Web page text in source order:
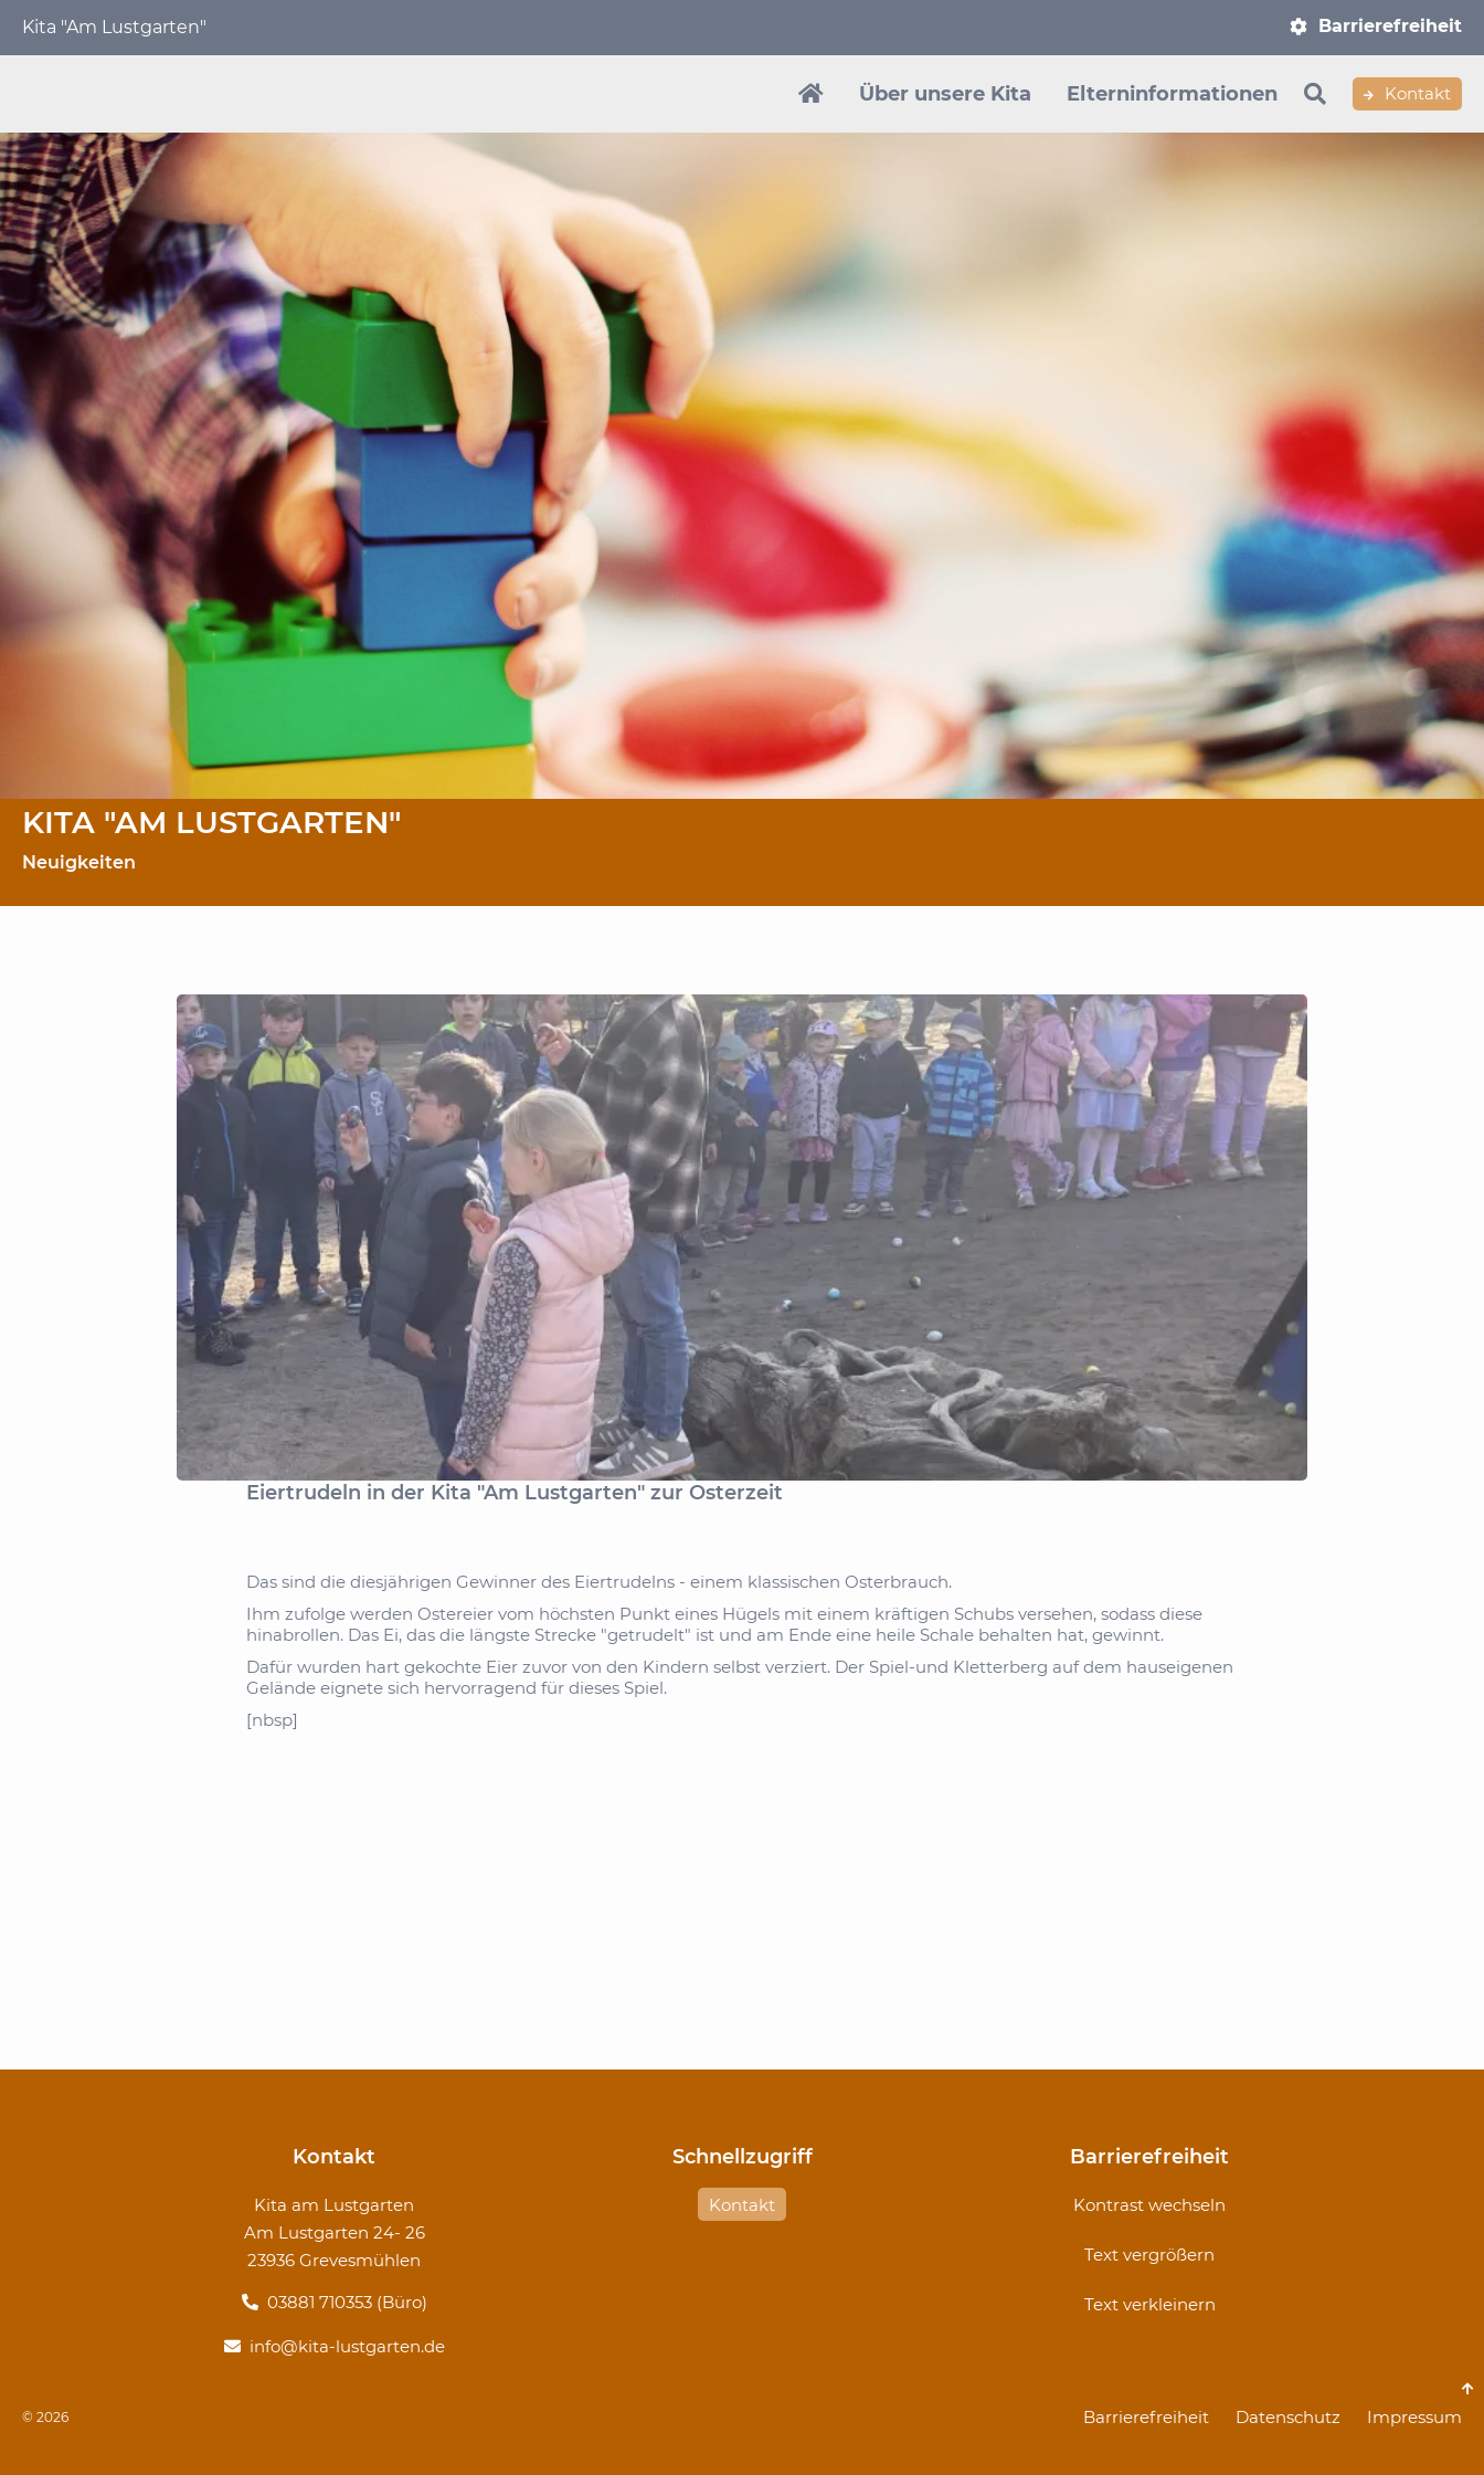
Kita "Am Lustgarten"
überspringen
Barrierefreiheit
überspringen
Über unsere Kita Elterninformationen Kontakt
KITA "AM LUSTGARTEN"
Neuigkeiten
Eiertrudeln in der Kita "Am Lustgarten" zur Osterzeit
Das sind die diesjährigen Gewinner des Eiertrudelns - einem klassischen Osterbrauch.
Ihm zufolge werden Ostereier vom höchsten Punkt eines Hügels mit einem kräftigen Schubs versehen, sodass diese
hinabrollen. Das Ei, das die längste Strecke "getrudelt" ist und am Ende eine heile Schale behalten hat, gewinnt.
Dafür wurden hart gekochte Eier zuvor von den Kindern selbst verziert. Der Spiel-und Kletterberg auf dem hauseigenen
Gelände eignete sich hervorragend für dieses Spiel.
[nbsp]
Kontakt
Kita am Lustgarten
Am Lustgarten 24- 26
23936 Grevesmühlen
03881 710353 (Büro)
info@kita-lustgarten.de
Schnellzugriff
Kontakt
Barrierefreiheit
Kontrast wechseln
Text vergrößern
Text verkleinern
© 2026
Navigation
Barrierefreiheit Datenschutz Impressum